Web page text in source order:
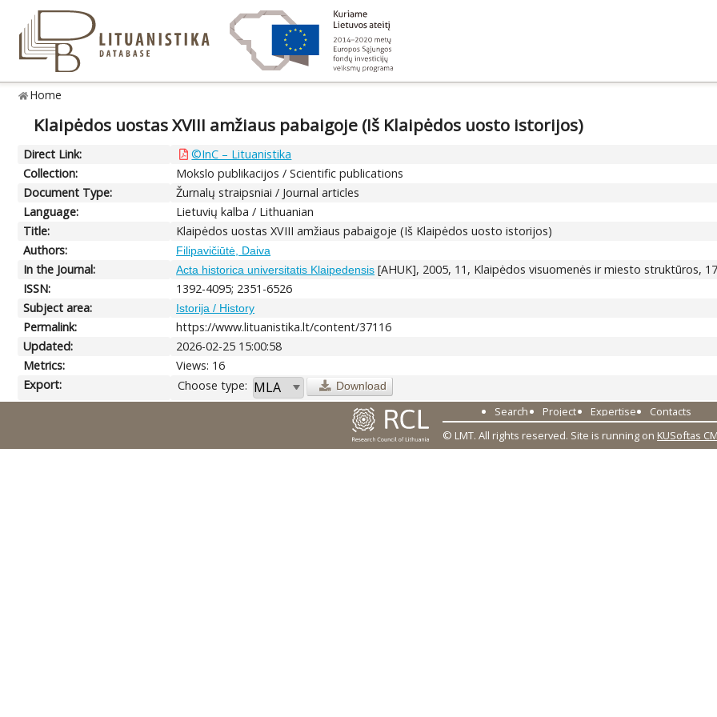
Home
Klaipėdos uostas XVIII amžiaus pabaigoje (Iš Klaipėdos uosto istorijos)
Direct Link:
©InC – Lituanistika
Collection:
Mokslo publikacijos / Scientific publications
Document Type:
Žurnalų straipsniai / Journal articles
Language:
Lietuvių kalba / Lithuanian
Title:
Klaipėdos uostas XVIII amžiaus pabaigoje (Iš Klaipėdos uosto istorijos)
Authors:
Filipavičiūtė, Daiva
In the Journal: Acta historica universitatis Klaipedensis [AHUK], 2005, 11, Klaipėdos visuomenės ir miesto struktūros,
ISSN:
1392-4095; 2351-6526
Subject area:
Istorija / History
Permalink:
https://www.lituanistika.lt/content/37116
Updated:
2026-02-25 15:00:58
Metrics:
Views: 16
Export:
Choose type: Download
Search Project Expertise
Contacts
© LMT. All rights reserved. Site is running on KUSoftas